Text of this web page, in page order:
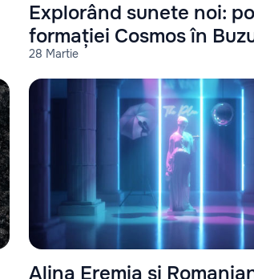
28 Martie
Explorând sunete noi:
formației Cosmos în
Alina Eremia şi